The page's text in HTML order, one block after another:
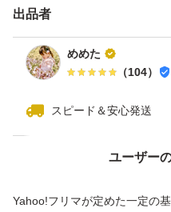
出品者
めめた
（104）
スピード＆安心発送
ユーザー
Yahoo!フリマが定めた一定の
価格の相談